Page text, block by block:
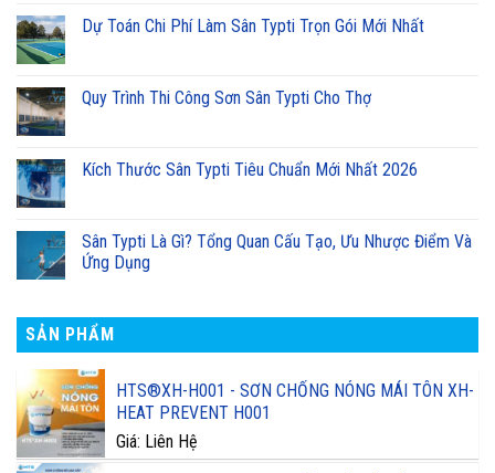
Dự Toán Chi Phí Làm Sân Typti Trọn Gói Mới Nhất
Quy Trình Thi Công Sơn Sân Typti Cho Thợ
Kích Thước Sân Typti Tiêu Chuẩn Mới Nhất 2026
Sân Typti Là Gì? Tổng Quan Cấu Tạo, Ưu Nhược Điểm Và
Ứng Dụng
SẢN PHẨM
HTS®XH-H001 - SƠN CHỐNG NÓNG MÁI TÔN XH-
HEAT PREVENT H001
Giá: Liên Hệ